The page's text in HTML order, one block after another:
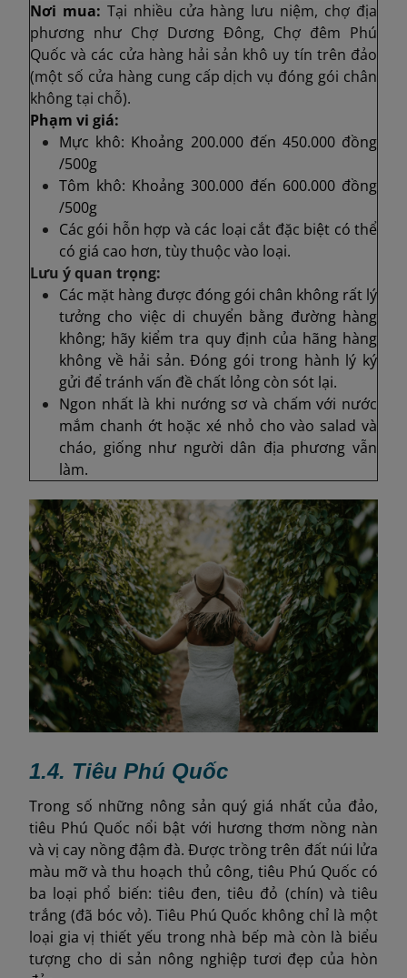
Nơi mua: Tại nhiều cửa hàng lưu niệm, chợ địa
phương như Chợ Dương Đông, Chợ đêm Phú
Quốc và các cửa hàng hải sản khô uy tín trên đảo
(một số cửa hàng cung cấp dịch vụ đóng gói chân
không tại chỗ).
Phạm vi giá:
Mực khô: Khoảng 200.000 đến 450.000 đồng
/500g
Tôm khô: Khoảng 300.000 đến 600.000 đồng
/500g
Các gói hỗn hợp và các loại cắt đặc biệt có thể
có giá cao hơn, tùy thuộc vào loại.
Lưu ý quan trọng:
Các mặt hàng được đóng gói chân không rất lý
tưởng cho việc di chuyển bằng đường hàng
không; hãy kiểm tra quy định của hãng hàng
không về hải sản. Đóng gói trong hành lý ký
gửi để tránh vấn đề chất lỏng còn sót lại.
Ngon nhất là khi nướng sơ và chấm với nước
mắm chanh ớt hoặc xé nhỏ cho vào salad và
cháo, giống như người dân địa phương vẫn
làm.
1.4. Tiêu Phú Quốc
Trong số những nông sản quý giá nhất của đảo,
tiêu Phú Quốc nổi bật với hương thơm nồng nàn
và vị cay nồng đậm đà. Được trồng trên đất núi lửa
màu mỡ và thu hoạch thủ công, tiêu Phú Quốc có
ba loại phổ biến: tiêu đen, tiêu đỏ (chín) và tiêu
trắng (đã bóc vỏ). Tiêu Phú Quốc không chỉ là một
loại gia vị thiết yếu trong nhà bếp mà còn là biểu
tượng cho di sản nông nghiệp tươi đẹp của hòn